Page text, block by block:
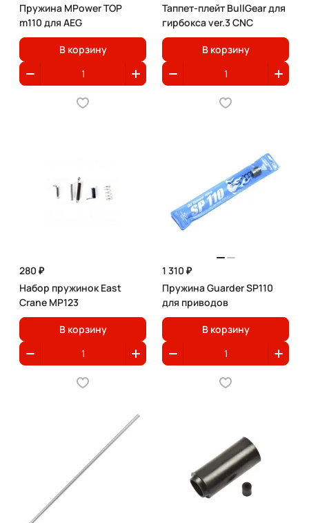
Пружина MPower TOP
m110 для AEG
В корзину
Таппет-плейт BullGear для
гирбокса ver.3 CNC
В корзину
280 ₽
Набор пружинок East
Crane MP123
В корзину
1 310 ₽
Пружина Guarder SP110
для приводов
В корзину